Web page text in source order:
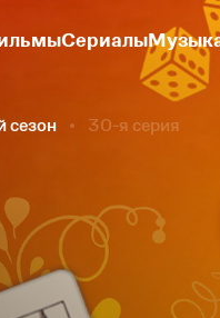
Сериалы
сезон 30-я серия